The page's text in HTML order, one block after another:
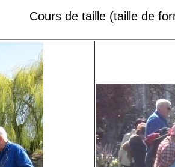
Cours de taille (taille de